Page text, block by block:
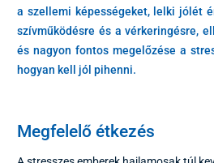
a szellemi képességeket, lelki jólét
szívműködésre és a vérkeringésre,
és nagyon fontos megelőzése a
hogyan kell jól pihenni.
Megfelelő étkezés